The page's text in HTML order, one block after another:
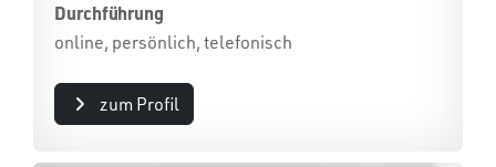
Durchführung
online, persönlich, telefonisch
zum Profil